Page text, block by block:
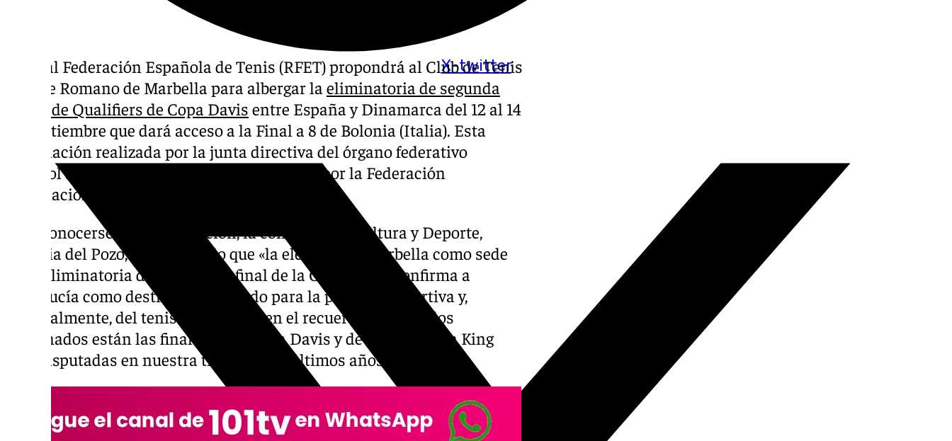
X-twitter
La Real Federación Española de Tenis (RFET) propondrá al Club de Tenis
Puente Romano de Marbella para albergar la eliminatoria de segunda
ronda de Qualifiers de Copa Davis entre España y Dinamarca del 12 al 14
de septiembre que dará acceso a la Final a 8 de Bolonia (Italia). Esta
designación realizada por la junta directiva del órgano federativo
español será aprobada en los próximos días por la Federación
Internacional de Tenis (ITF).
Tras conocerse esta designación, la consejera de Cultura y Deporte,
Patricia del Pozo, ha destacado que «la elección de Marbella como sede
de la eliminatoria de octavos de final de la Copa Davis confirma a
Andalucía como destino privilegiado para la práctica deportiva y,
especialmente, del tenis. Seguro que en el recuerdo de todos los
aficionados están las finales de la Copa Davis y de la Billie Jean King
Cup disputadas en nuestra tierra en los últimos años».